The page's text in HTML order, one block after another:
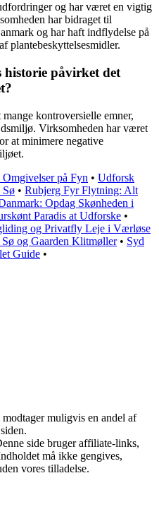
og har været en vigtig
har bidraget til
og har haft indflydelse på
plantebeskyttelsesmidler.
påvirket det
kontroversielle emner,
Virksomheden har været
at minimere negative
på Fyn • Udforsk
Sø • Rubjerg Fyr Flytning: Alt
Opdag Skønheden i
Paradis at Udforske •
og Privatfly Leje i Værløse
Sø og Gaarden Klitmøller• Syd
Guide •
muligvis en andel af
side bruger affiliate-links,
må ikke gengives,
vores tilladelse.